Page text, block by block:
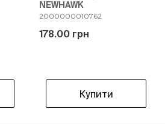
NEWHAWK
2000000010762
178.00 грн
Купити